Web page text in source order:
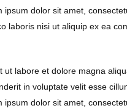
dolor sit amet,
nisi ut aliquip ex ea
labore et dolore magna
in voluptate velit esse
dolor sit amet,